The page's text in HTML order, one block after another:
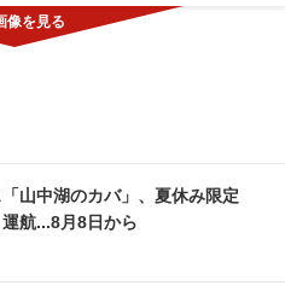
山中湖のカバ」、夏休み限定
運航...8月8日から